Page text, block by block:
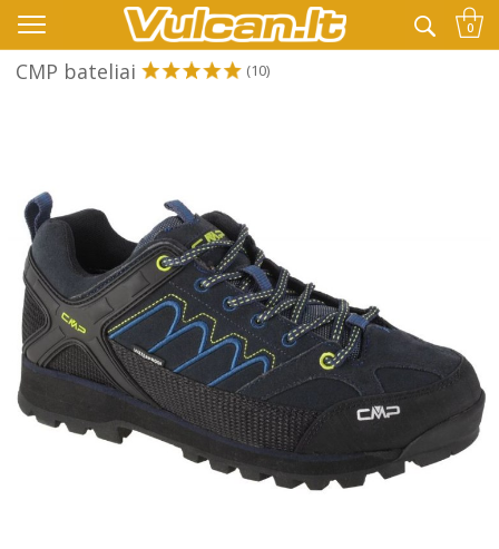
👉 -10% KODAS VISKAM PAPILDOMAI: VASARA 0
CMP bateliai (10)